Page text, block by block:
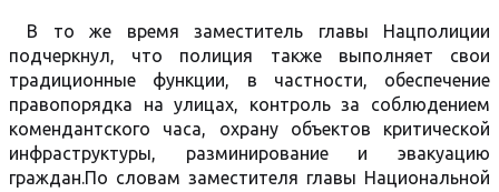
В то же время заместитель главы Нацполиции
подчеркнул, что полиция также выполняет свои
традиционные функции, в частности, обеспечение
правопорядка на улицах, контроль за соблюдением
комендантского часа, охрану объектов критической
инфраструктуры, разминирование и эвакуацию
граждан.По словам заместителя главы Национальной